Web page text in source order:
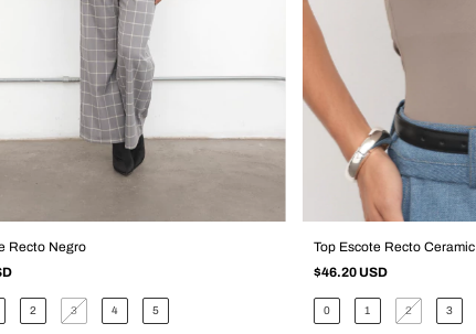
Recto Negro
2 3 4 5
Top Escote Recto Ceramic
$46.20 USD
0 1 2 3